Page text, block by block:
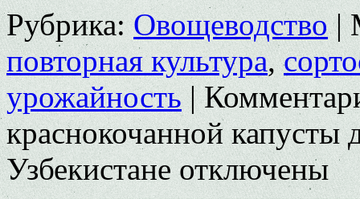
Рубрика: Овощеводство |
повторная культура,
урожайность |
краснокочанной капусты
Узбекистанеотключены